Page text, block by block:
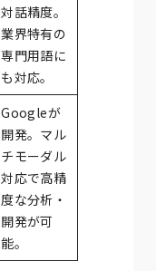
対話精度。
業界特有の
専門用語に
も対応。
Googleが
開発。マル
チモーダル
対応で高精
度な分析・
開発が可
能。